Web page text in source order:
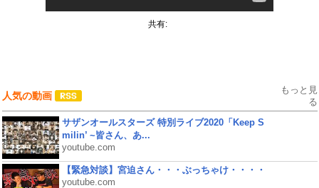
共有:
人気の動画
もっと見
る
サザンオールスターズ 特別ライブ2020「Keep S
milin’ ~皆さん、あ...
youtube.com
【緊急対談】宮迫さん・・・ぶっちゃけ・・・・
youtube.com